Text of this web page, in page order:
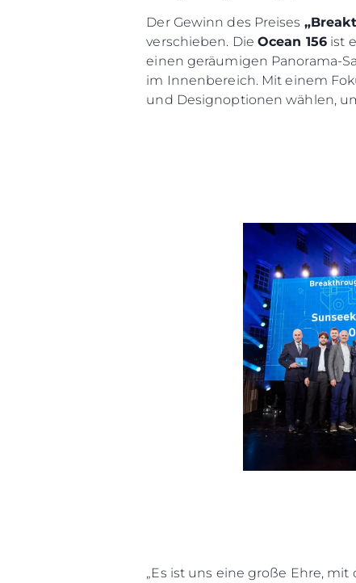
Der Gewinn des Preises
verschieben. DieOcean 156 ist
einen geräumigen Panorama-
im Innenbereich. Mit einem
und Designoptionen wählen,
„Es ist uns eine große Ehre,